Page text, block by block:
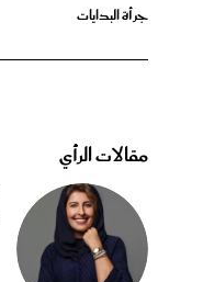
جرأة البدايات
مقالات الرأي